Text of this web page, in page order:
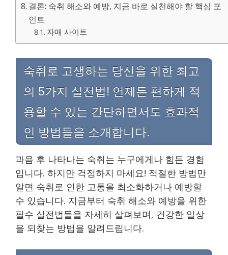
결론: 숙취 해소와 예방, 지금 바로 실천해야 할 핵심 포
인트
자매 사이트
숙취로 고생하는 당신을 위한 최고
의 5가지 실전법! 언제든 편하게 적
용할 수 있는 간단하면서도 효과적
인 방법들을 소개합니다.
과음 후 나타나는 숙취는 누구에게나 힘든 경험
입니다. 하지만 걱정하지 마세요! 적절한 방법만
알면 숙취로 인한 고통을 최소화하거나 예방할
수 있습니다. 지금부터 숙취 해소와 예방을 위한
필수 실전법들을 자세히 살펴보며, 건강한 일상
을 되찾는 방법을 알려드립니다.